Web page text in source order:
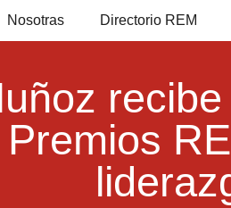
Nosotras Directorio REM